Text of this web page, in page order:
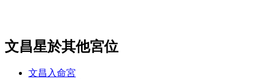
文昌星於其他宮位
文昌入命宮